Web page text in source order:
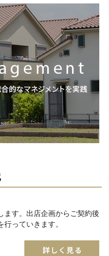
ます。出店企画からご契約後
っていきます。